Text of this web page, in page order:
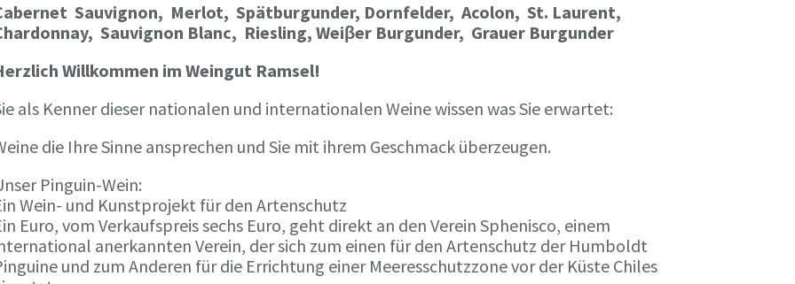
Sauvignon, Merlot, Spätburgunder, Dornfelder, Acolon, St. Laurent,
Sauvignon Blanc, Riesling, Weiβer Burgunder, Grauer Burgunder
Willkommen im Weingut Ramsel!
als Kenner dieser nationalen und internationalen Weine wissen was Sie erwartet:
die Ihre Sinne ansprechen und Sie mit ihrem Geschmack überzeugen.
Pinguin-Wein:
Wein- und Kunstprojekt für den Artenschutz
Euro, vom Verkaufspreis sechs Euro, geht direkt an den Verein Sphenisco, einem
anerkannten Verein, der sich zum einen für den Artenschutz der Humboldt
und zum Anderen für die Errichtung einer Meeresschutzzone vor der Küste Chiles